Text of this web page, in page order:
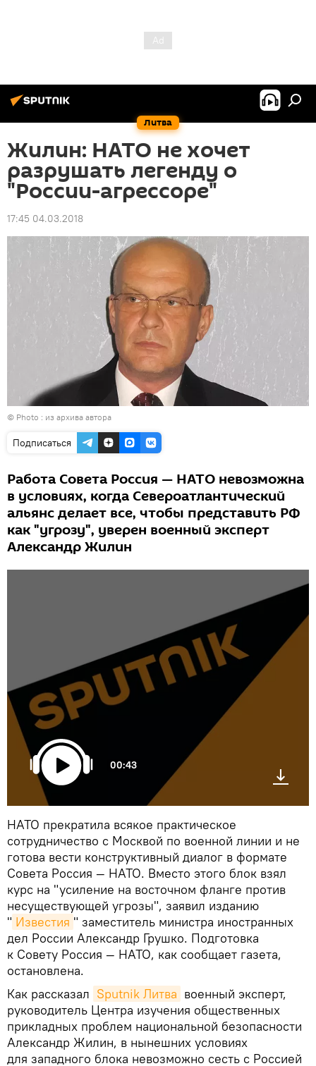
Литва
Жилин: НАТО не хочет
разрушать легенду о
"России-агрессоре"
17:45 04.03.2018
© Photo : из архива автора
Подписаться
Работа Совета Россия — НАТО невозможна
в условиях, когда Североатлантический
альянс делает все, чтобы представить РФ
как "угрозу", уверен военный эксперт
Александр Жилин
00:43
НАТО прекратила всякое практическое
сотрудничество с Москвой по военной линии и не
готова вести конструктивный диалог в формате
Совета Россия — НАТО. Вместо этого блок взял
курс на "усиление на восточном фланге против
несуществующей угрозы", заявил изданию
" Известия " заместитель министра иностранных
дел России Александр Грушко. Подготовка
к Совету Россия — НАТО, как сообщает газета,
остановлена.
Как рассказал Sputnik Литва военный эксперт,
руководитель Центра изучения общественных
прикладных проблем национальной безопасности
Александр Жилин, в нынешних условиях
для западного блока невозможно сесть с Россией